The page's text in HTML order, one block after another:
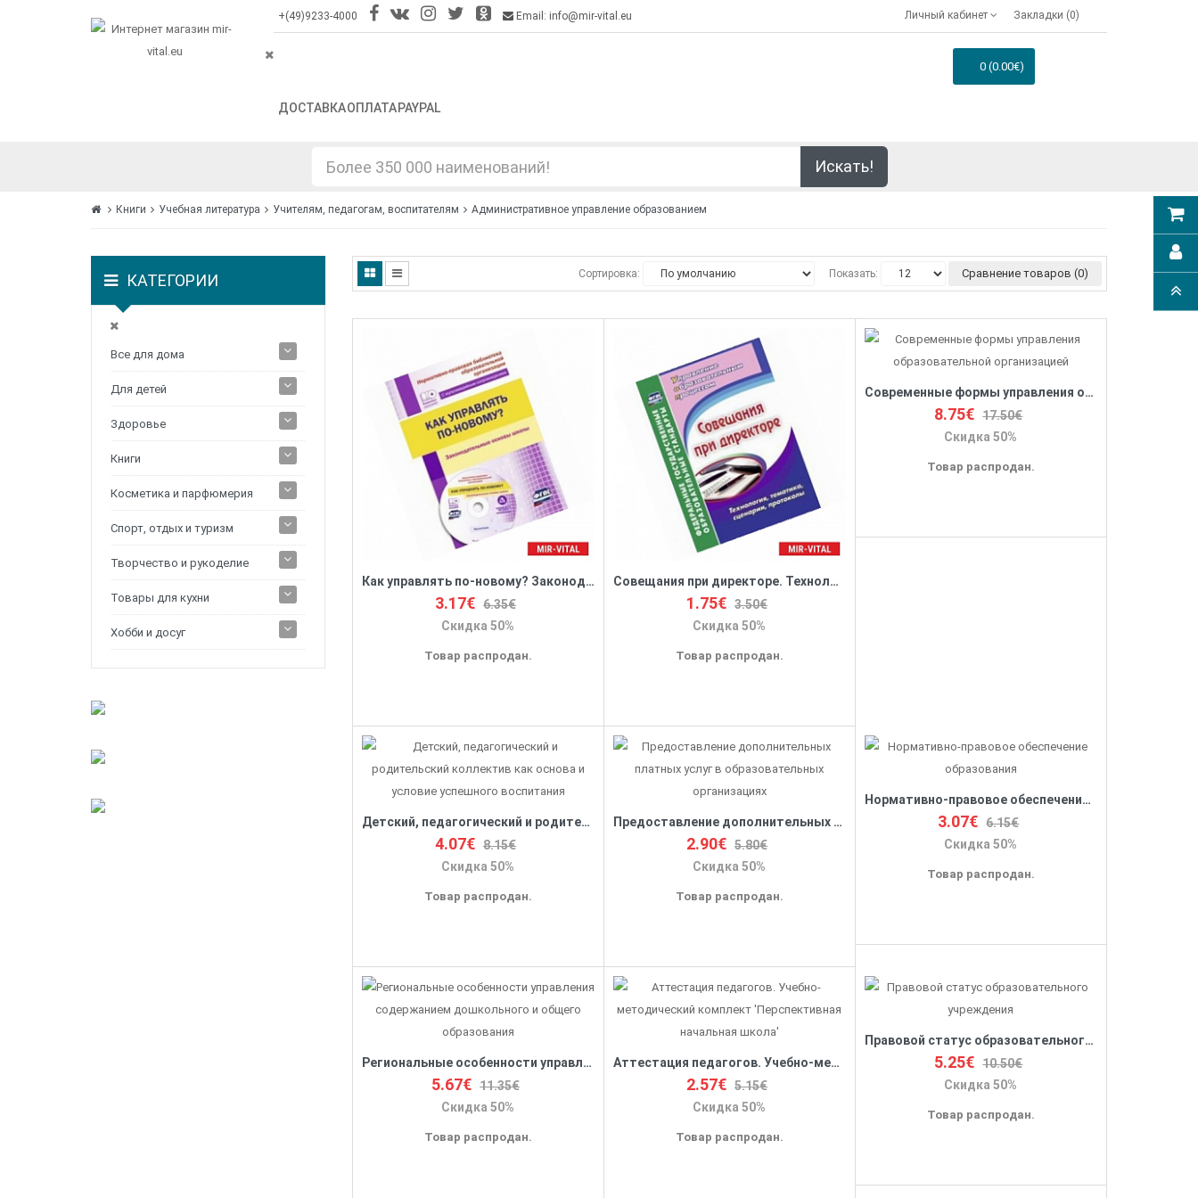
+(49)9233-4000 Email: info@mir-vital.eu Личный кабинет Закладки (0)
ДОСТАВКАОПЛАТАPAYPAL
0 (0.00€)
Искать!
Книги Учебная литература Учителям, педагогам, воспитателям Административное управление образованием
КАТЕГОРИИ
Все для дома
Для детей
Здоровье
Книги
Косметика и парфюмерия
Спорт, отдых и туризм
Творчество и рукоделие
Товары для кухни
Хобби и досуг
Сортировка: Показать: Сравнение товаров (0)
Как управлять по-новому? Законодательные основы школы (+CD). ФГОС
3.17€ 6.35€
Скидка 50%
Товар распродан.
Совещания при директоре. Технолог, тематика, сцена
1.75€ 3.50€
Скидка 50%
Товар распродан.
Современные формы управления образовательной организацией
8.75€ 17.50€
Скидка 50%
Товар распродан.
Детский, педагогический и родительский коллектив как основа и условие успешного воспитания
4.07€ 8.15€
Скидка 50%
Товар распродан.
Предоставление дополнительных платных услуг в образовательных организациях
2.90€ 5.80€
Скидка 50%
Товар распродан.
Нормативно-правовое обеспечение образования
3.07€ 6.15€
Скидка 50%
Товар распродан.
Региональные особенности управления содержанием дошкольного и общего образования
5.67€ 11.35€
Скидка 50%
Товар распродан.
Аттестация педагогов. Учебно-методический комплект 'Перспективная начальная школа'
2.57€ 5.15€
Скидка 50%
Товар распродан.
Правовой статус образовательного учреждения
5.25€ 10.50€
Скидка 50%
Товар распродан.